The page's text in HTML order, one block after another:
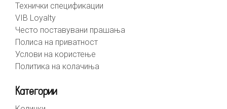
Технички спецификации
VIB Loyalty
Често поставувани прашања
Полиса на приватност
Услови на користење
Политика на колачиња
Категории